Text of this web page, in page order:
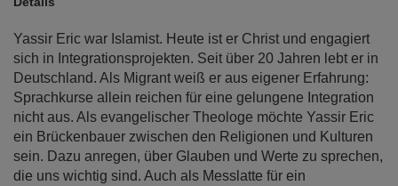
Yassir Eric war Islamist. Heute ist er Christ und engagiert
sich in Integrationsprojekten. Seit über 20 Jahren lebt er in
Deutschland. Als Migrant weiß er aus eigener Erfahrung:
Sprachkurse allein reichen für eine gelungene Integration
nicht aus. Als evangelischer Theologe möchte Yassir Eric
ein Brückenbauer zwischen den Religionen und Kulturen
sein. Dazu anregen, über Glauben und Werte zu sprechen,
die uns wichtig sind. Auch als Messlatte für ein